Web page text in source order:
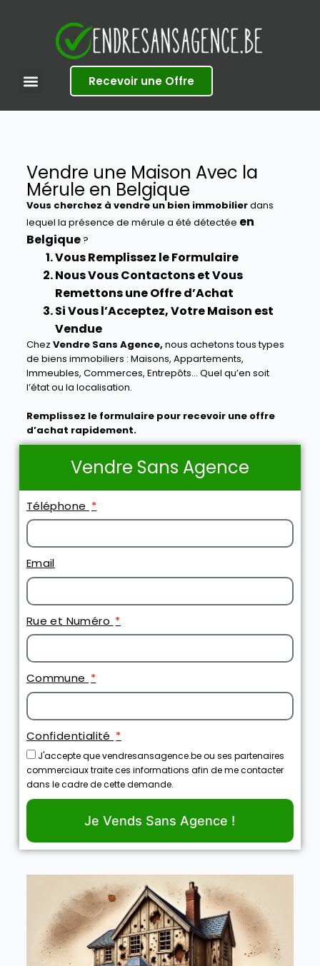
o
Recevoir une Offre
Vendre une Maison Avec la
Mérule en Belgique
Vous cherchez à vendre un bien immobilierdans
lequel la présence de mérule a été détectée en
Belgique ?
Vous Remplissez le Formulaire
Nous Vous Contactons et Vous
Remettons une Offre d’Achat
Si Vous l’Acceptez, Votre Maison est
Vendue
Chez Vendre Sans Agence, nous achetons tous types
de biens immobiliers : Maisons, Appartements,
Immeubles, Commerces, Entrepôts… Quel qu’en soit
l’état ou la localisation.
Remplissez le formulaire pour recevoir une offre
d’achat rapidement.
Vendre Sans Agence
Téléphone
Email
Rue et Numéro
Commune
Confidentialité
J'accepte que vendresansagence.be ou ses partenaires
commerciaux traite ces informations afin de me contacter
dans le cadre de cette demande.
Je Vends Sans Agence !